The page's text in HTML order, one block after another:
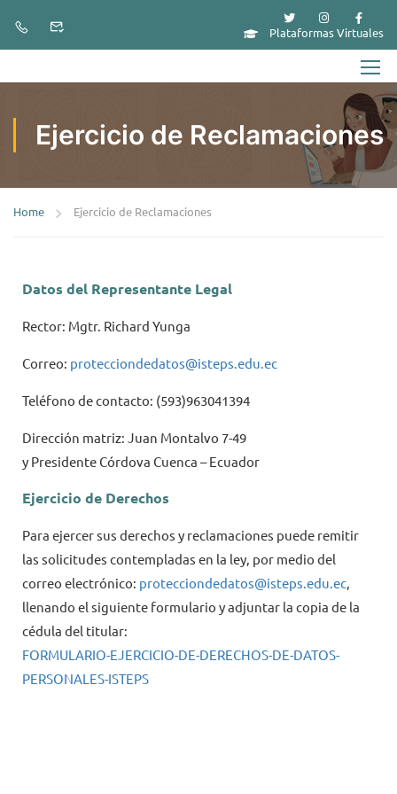
Plataformas Virtuales
Ejercicio de Reclamaciones
Home Ejercicio de Reclamaciones
Datos del Representante Legal
Rector: Mgtr. Richard Yunga
Correo: protecciondedatos@isteps.edu.ec
Teléfono de contacto: (593)963041394
Dirección matriz: Juan Montalvo 7-49
y Presidente Córdova Cuenca – Ecuador
Ejercicio de Derechos
Para ejercer sus derechos y reclamaciones puede remitir
las solicitudes contempladas en la ley, por medio del
correo electrónico: protecciondedatos@isteps.edu.ec,
llenando el siguiente formulario y adjuntar la copia de la
cédula del titular:
FORMULARIO-EJERCICIO-DE-DERECHOS-DE-DATOS-
PERSONALES-ISTEPS